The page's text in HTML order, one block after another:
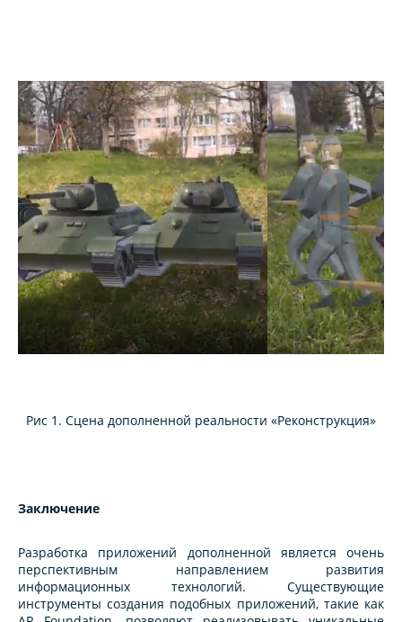
Рис 1. Сцена дополненной реальности «Реконструкция»
Заключение
Разработка приложений дополненной является очень
перспективным направлением развития
информационных технологий. Существующие
инструменты создания подобных приложений, такие как